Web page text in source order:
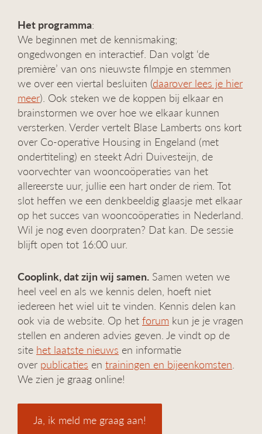
Het programma:
We beginnen met de kennismaking;
ongedwongen en interactief. Dan volgt ‘de
première’ van ons nieuwste filmpje en stemmen
we over een viertal besluiten (daarover lees je hier
meer). Ook steken we de koppen bij elkaar en
brainstormen we over hoe we elkaar kunnen
versterken. Verder vertelt Blase Lamberts ons kort
over Co-operative Housing in Engeland (met
ondertiteling) en steekt Adri Duivesteijn, de
voorvechter van wooncoöperaties van het
allereerste uur, jullie een hart onder de riem. Tot
slot heffen we een denkbeeldig glaasje met elkaar
op het succes van wooncoöperaties in Nederland.
Wil je nog even doorpraten? Dat kan. De sessie
blijft open tot 16:00 uur.
Cooplink, dat zijn wij samen. Samen weten we
heel veel en als we kennis delen, hoeft niet
iedereen het wiel uit te vinden. Kennis delen kan
ook via de website. Op het forum kun je je vragen
stellen en anderen advies geven. Je vindt op de
site het laatste nieuws en informatie
over publicaties en trainingen en bijeenkomsten.
We zien je graag online!
Ja, ik meld me graag aan!